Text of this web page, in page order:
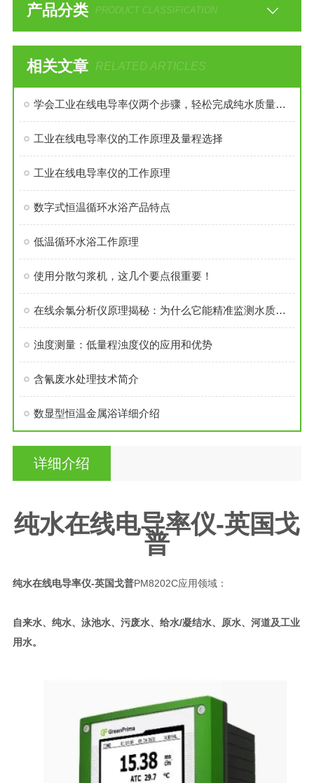
产品分类 PRODUCT CLASSIFICATION
相关文章 RELATED ARTICLES
学会工业在线电导率仪两个步骤，轻松完成纯水质量的检测
工业在线电导率仪的工作原理及量程选择
工业在线电导率仪的工作原理
数字式恒温循环水浴产品特点
低温循环水浴工作原理
使用分散匀浆机，这几个要点很重要！
在线余氯分析仪原理揭秘：为什么它能精准监测水质余氯？
浊度测量：低量程浊度仪的应用和优势
含氰废水处理技术简介
数显型恒温金属浴详细介绍
详细介绍
纯水在线电导率仪-英国戈
普
纯水在线电导率仪-英国戈普PM8202C应用领域：
自来水、纯水、泳池水、污废水、给水/凝结水、原水、河道及工业
用水。